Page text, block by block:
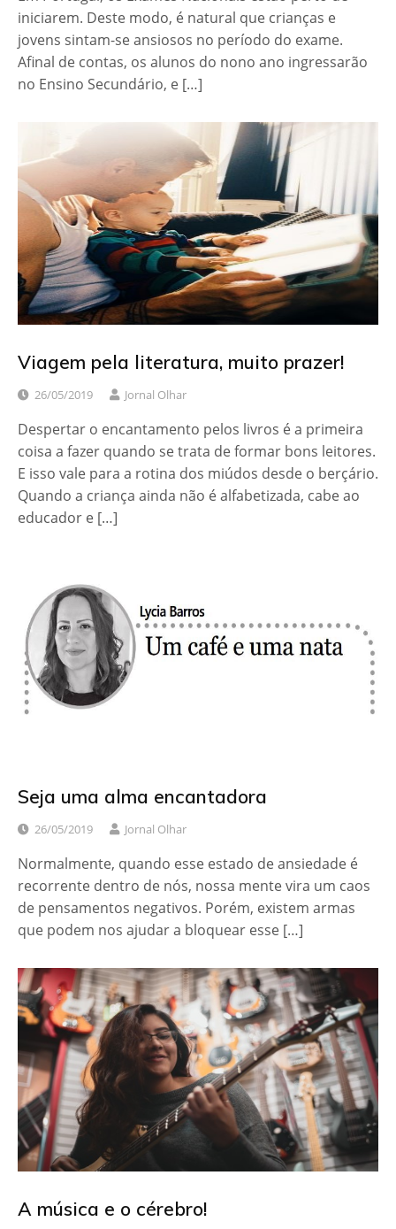
iniciarem. Deste modo, é natural que crianças e
jovens sintam-se ansiosos no período do exame.
Afinal de contas, os alunos do nono ano ingressarão
no Ensino Secundário, e […]
Viagem pela literatura, muito prazer!
26/05/2019 Jornal Olhar
Despertar o encantamento pelos livros é a primeira
coisa a fazer quando se trata de formar bons leitores.
E isso vale para a rotina dos miúdos desde o berçário.
Quando a criança ainda não é alfabetizada, cabe ao
educador e […]
Seja uma alma encantadora
26/05/2019 Jornal Olhar
Normalmente, quando esse estado de ansiedade é
recorrente dentro de nós, nossa mente vira um caos
de pensamentos negativos. Porém, existem armas
que podem nos ajudar a bloquear esse […]
A música e o cérebro!